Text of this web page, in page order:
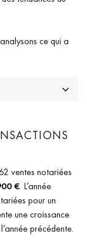
ce qui a
ventes notariées
€. L’année
pour un
une croissance
précédente.